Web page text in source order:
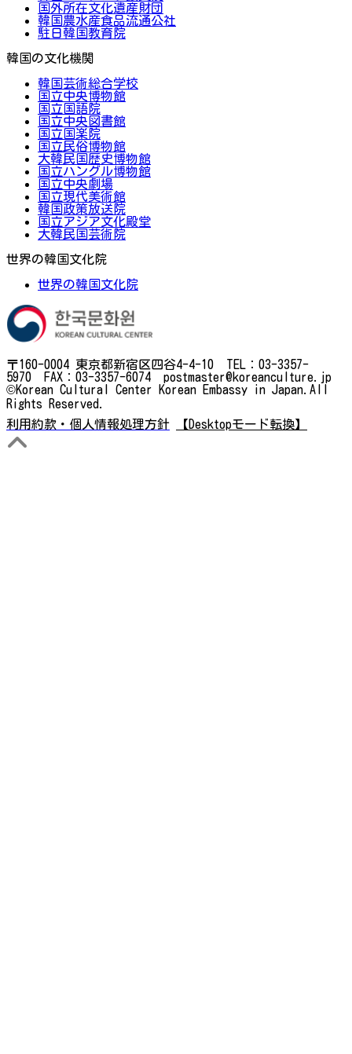
国外所在文化遺産財団
韓国農水産食品流通公社
駐日韓国教育院
韓国の文化機関
韓国芸術総合学校
国立中央博物館
国立国語院
国立中央図書館
国立国楽院
国立民俗博物館
大韓民国歴史博物館
国立ハングル博物館
国立中央劇場
国立現代美術館
韓国政策放送院
国立アジア文化殿堂
大韓民国芸術院
世界の韓国文化院
世界の韓国文化院
〒160-0004 東京都新宿区四谷4-4-10 TEL：03-3357-
5970 FAX：03-3357-6074 postmaster@koreanculture.jp
©Korean Cultural Center Korean Embassy in Japan.All
Rights Reserved.
利用約款・個人情報処理方針
【Desktopモード転換】